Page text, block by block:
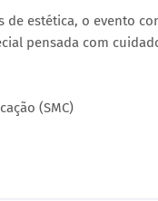
estética, o evento
pensada com
(SMC)